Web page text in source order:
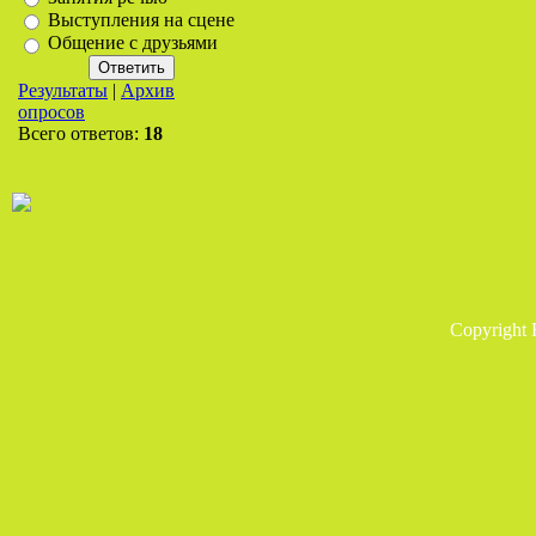
Выступления на сцене
Общение с друзьями
Результаты | Архив
опросов
Всего ответов: 18
Copyright